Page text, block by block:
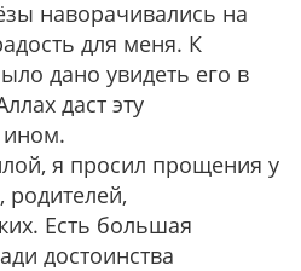
наворачивались на
для меня. К
дано увидеть его в
даст эту
я просил прощения у
родителей,
Есть большая
достоинства